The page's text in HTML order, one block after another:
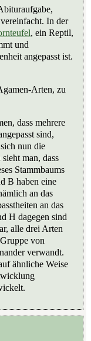
In der
, ein Reptil,
und
angepasst ist.
Arten, zu
dass mehrere
sind,
nun die
man, dass
Stammbaums
B haben eine
an das
an das
H dagegen sind
alle drei Arten
von
verwandt.
ähnliche Weise